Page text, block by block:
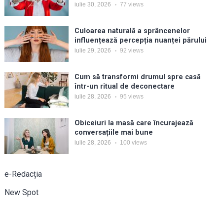
iulie 30, 2026 77 views
Culoarea naturală a sprâncenelor
influențează percepția nuanței părului
iulie 29, 2026 92 views
Cum să transformi drumul spre casă
într-un ritual de deconectare
iulie 28, 2026 95 views
Obiceiuri la masă care încurajează
conversațiile mai bune
iulie 28, 2026 100 views
e-Redacția
New Spot